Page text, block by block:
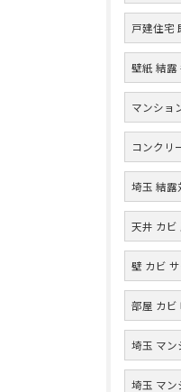
戸建住宅
壁紙 結露
マンショ
コンクリ
埼玉 結露
天井 カビ
壁 カビ
部屋 カビ
埼玉 マン
埼玉 マン